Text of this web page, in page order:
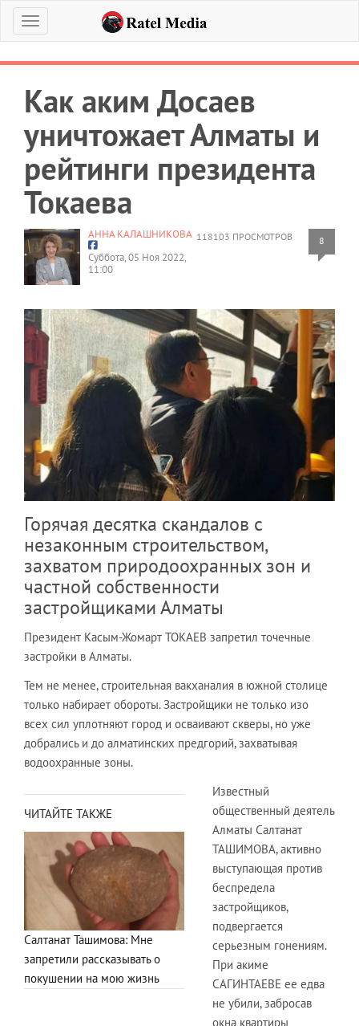
Меню
Как аким Досаев
уничтожает Алматы и
рейтинги президента
Токаева
118103 ПРОСМОТРОВ 8
АННА КАЛАШНИКОВА
Суббота, 05 Ноя 2022,
11:00
Горячая десятка скандалов с
незаконным строительством,
захватом природоохранных зон и
частной собственности
застройщиками Алматы
Президент Касым-Жомарт ТОКАЕВ запретил точечные
застройки в Алматы.
Тем не менее, строительная вакханалия в южной столице
только набирает обороты. Застройщики не только изо
всех сил уплотняют город и осваивают скверы, но уже
добрались и до алматинских предгорий, захватывая
водоохранные зоны.
ЧИТАЙТЕ ТАКЖЕ
Салтанат Ташимова: Мне
запретили рассказывать о
покушении на мою жизнь
Известный
общественный деятель
Алматы Салтанат
ТАШИМОВА, активно
выступающая против
беспредела
застройщиков,
подвергается
серьезным гонениям.
При акиме
САГИНТАЕВЕ ее едва
не убили, забросав
окна квартиры